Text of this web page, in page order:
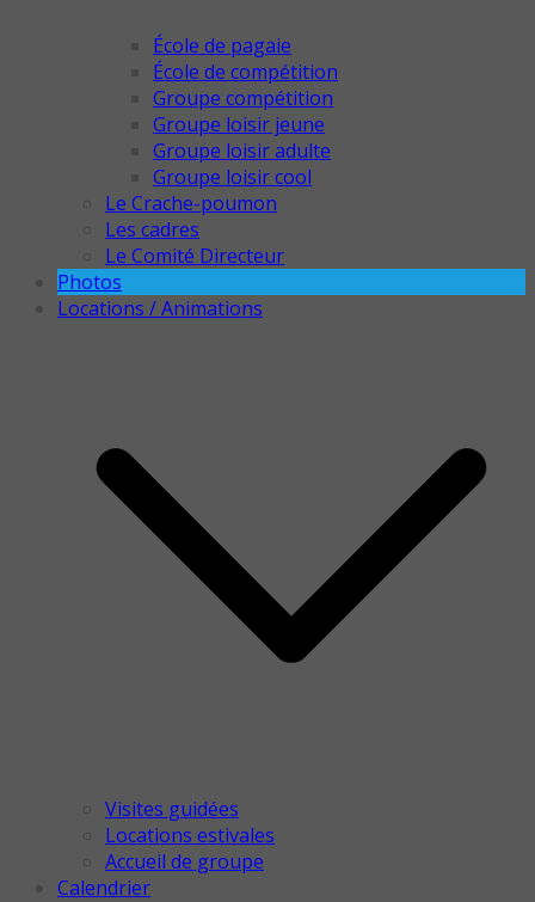
École de pagaie
École de compétition
Groupe compétition
Groupe loisir jeune
Groupe loisir adulte
Groupe loisir cool
Le Crache-poumon
Les cadres
Le Comité Directeur
Photos
Locations / Animations
Visites guidées
Locations estivales
Accueil de groupe
Calendrier